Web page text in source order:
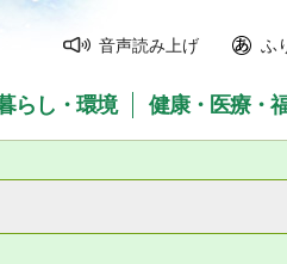
音声読み上げ ふ
らし・環境 健康・医療・